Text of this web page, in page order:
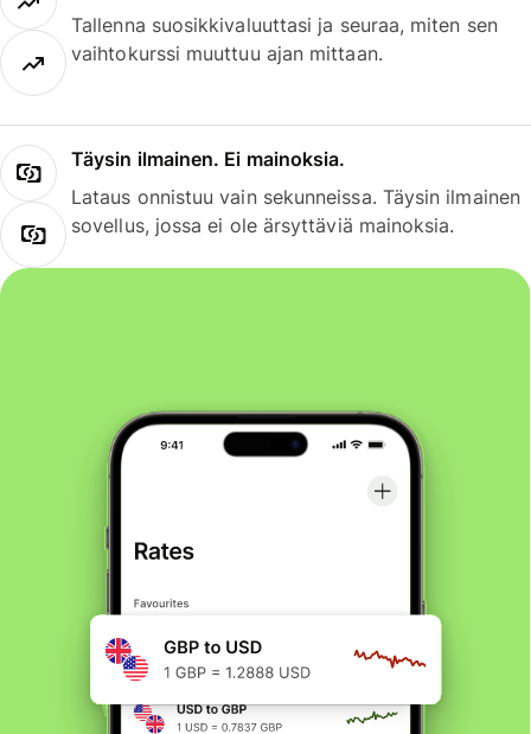
Tallenna suosikkivaluuttasi ja seuraa, miten sen
vaihtokurssi muuttuu ajan mittaan.
Täysin ilmainen. Ei mainoksia.
Lataus onnistuu vain sekunneissa. Täysin ilmainen
sovellus, jossa ei ole ärsyttäviä mainoksia.